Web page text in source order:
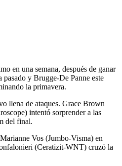
en una semana, después de ganar
y Brugge-De Panne este
la primavera.
llena de ataques. Grace Brown
intentó sorprender a las
del final.
Vos (Jumbo-Visma) en
(Ceratizit-WNT) cruzó la